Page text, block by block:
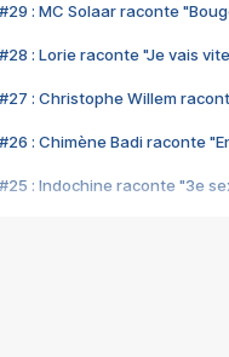
#29 : MC Solaar raconte
#28 : Lorie raconte "Je vais
#27 : Christophe Willem
#26 : Chimène Badi raconte
#25 : Indochine raconte "3e